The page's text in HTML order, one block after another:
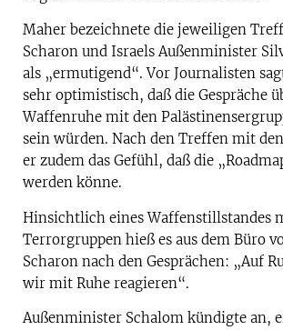
Maher bezeichnete die jeweiligen
Scharon und Israels Außenminister
als „ermutigend“. Vor Journalisten
sehr optimistisch, daß die Gespräche
Waffenruhe mit den
sein würden. Nach den Treffen mit
er zudem das Gefühl, daß die
werden könne.
Hinsichtlich eines Waffenstillstandes
Terrorgruppen hieß es aus dem Büro
Scharon nach den Gesprächen: „Auf
wir mit Ruhe reagieren“.
Außenminister Schalom kündigte an,